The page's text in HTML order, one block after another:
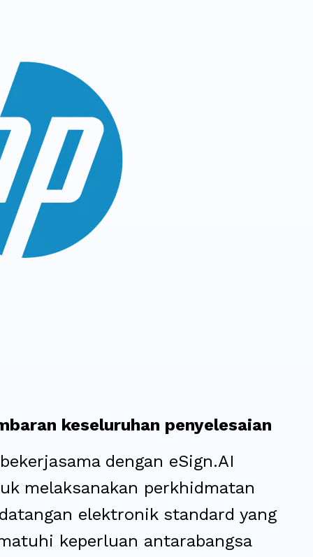
keseluruhan penyelesaian
dengan eSign.AI
melaksanakan perkhidmatan
elektronik standard yang
keperluan antarabangsa